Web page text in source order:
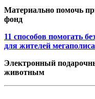
Материально помочь
фонд
11 способов помогать
для жителей мегаполиса
Электронный
животным